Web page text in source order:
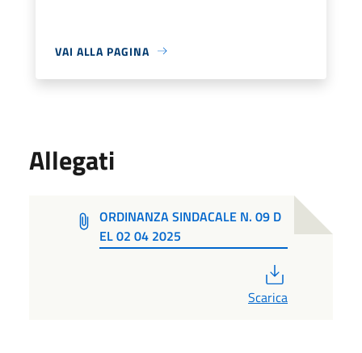
VAI ALLA PAGINA
Allegati
ORDINANZA SINDACALE N. 09 D
EL 02 04 2025
Scarica